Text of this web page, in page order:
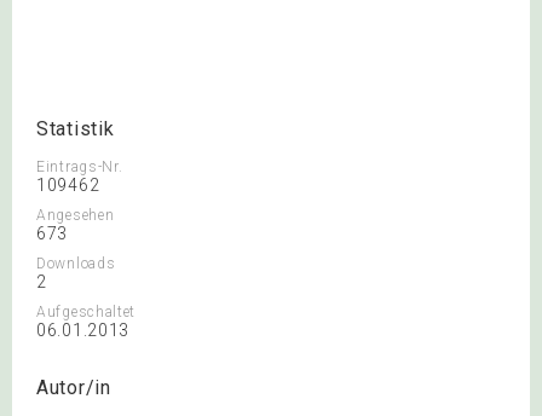
Statistik
Eintrags-Nr.
109462
Angesehen
673
Downloads
2
Aufgeschaltet
06.01.2013
Autor/in